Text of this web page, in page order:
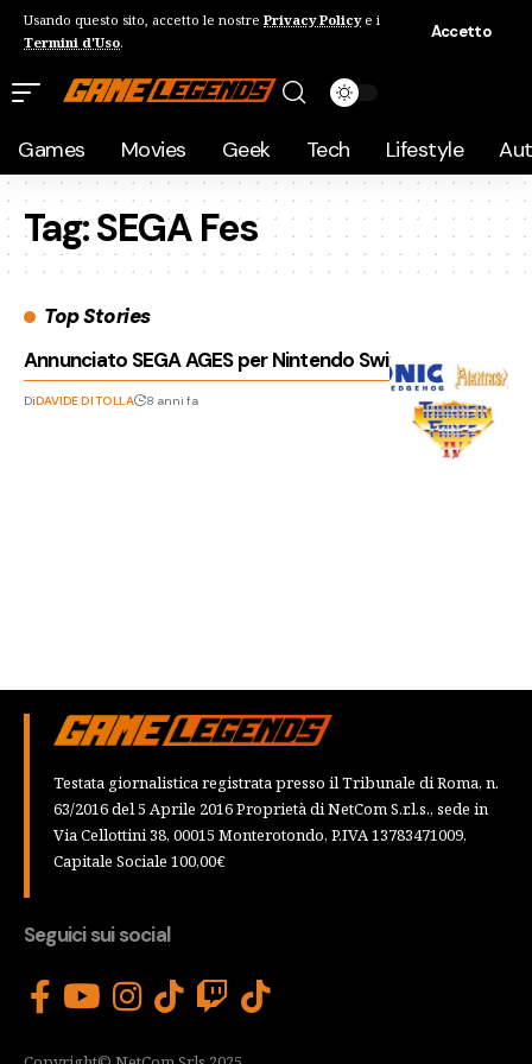
Usando questo sito, accetto le nostre Privacy Policye i
Termini d'Uso.
Accetto
Games Movies Geek Tech Lifestyle
Tag:SEGA Fes
Top Stories
Annunciato SEGA AGES per Nintendo Switch
DiDAVIDE DI TOLLA 8 anni fa
Testata giornalistica registrata presso il Tribunale di Roma, n.
63/2016 del 5 Aprile 2016 Proprietà di NetCom S.r.l.s., sede in
Via Cellottini 38, 00015 Monterotondo, P.IVA 13783471009,
Capitale Sociale 100,00€
Seguici sui social